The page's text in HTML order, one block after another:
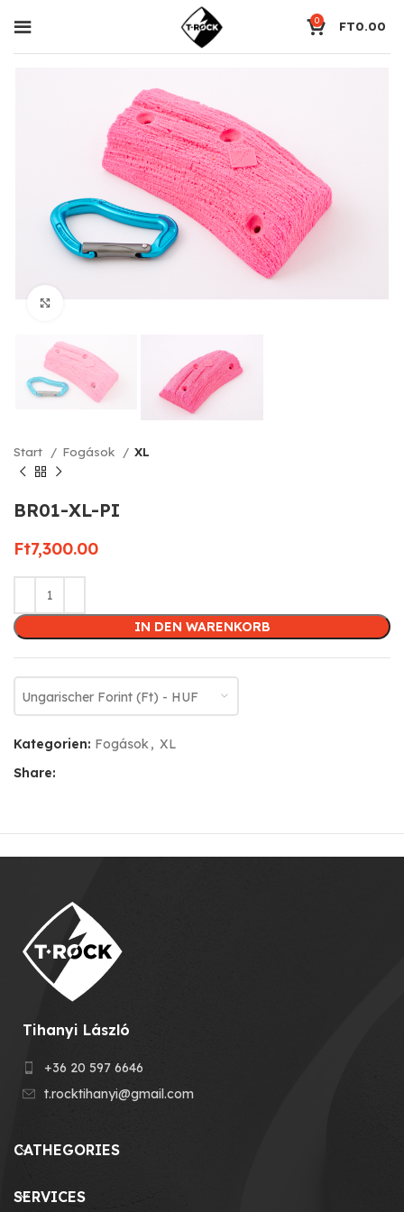
0 FT0.00
Start Fogások XL
BR01-XL-PI
Ft7,300.00
IN DEN WARENKORB
Ungarischer Forint (Ft) - HUF
Kategorien: Fogások, XL
Share:
Tihanyi László
+36 20 597 6646
t.rocktihanyi@gmail.com
CATHEGORIES
SERVICES